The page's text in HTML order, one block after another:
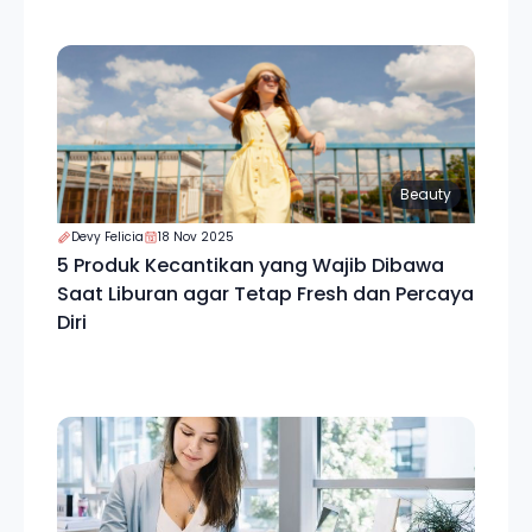
Beauty
Devy Felicia 18 Nov 2025
5 Produk Kecantikan yang Wajib Dibawa
Saat Liburan agar Tetap Fresh dan Percaya
Diri